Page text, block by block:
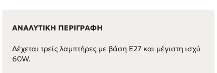
ΑΝΑΛΥΤΙΚΗ ΠΕΡΙΓΡΑΦΗ
Δέχεται τρείς λαμπτήρες με βάση E27 και μέγιστη ισχύ
60W.